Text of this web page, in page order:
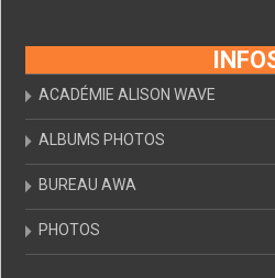
ACADÉMIE ALISON WAVE
ALBUMS PHOTOS
BUREAU AWA
PHOTOS